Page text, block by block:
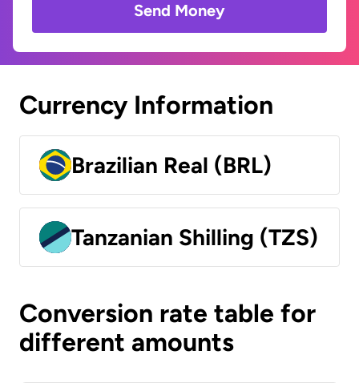
Send Money
Currency Information
Brazilian Real (BRL)
Tanzanian Shilling (TZS)
Conversion rate table for
different amounts